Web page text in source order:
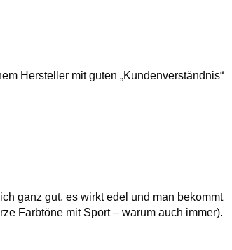
Hersteller mit guten „Kundenverständnis“
ganz gut, es wirkt edel und man bekommt
Farbtöne mit Sport – warum auch immer).